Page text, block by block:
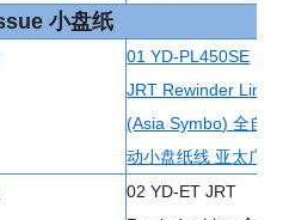
小盘纸
01 YD-PL450SE
JRT Rewinder Line
(Asia Symbo) 全自
动小盘纸线 亚太广东
02 YD-ET JRT